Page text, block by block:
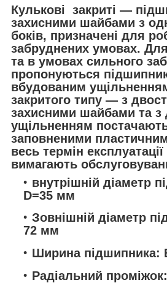
Кулькові закриті —
захисними шайбами з
боків, призначені для
забруднених умовах. Для
та в умовах сильного
пропонуються
вбудованим
закритого типу — з
захисними шайбами та з
ущільненням
заповненими
весь термін
вимагають
внутрішній діаметр
D=35 мм
Зовнішній діаметр
72 мм
Ширина підшипника:
Радіальний